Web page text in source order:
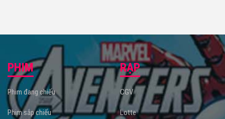
PHIM
Phim đang chiếu
Phim sắp chiếu
RẠP
CGV
Lotte